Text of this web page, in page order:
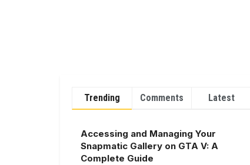
Trending Comments Latest
Accessing and Managing Your
Snapmatic Gallery on GTA V: A
Complete Guide